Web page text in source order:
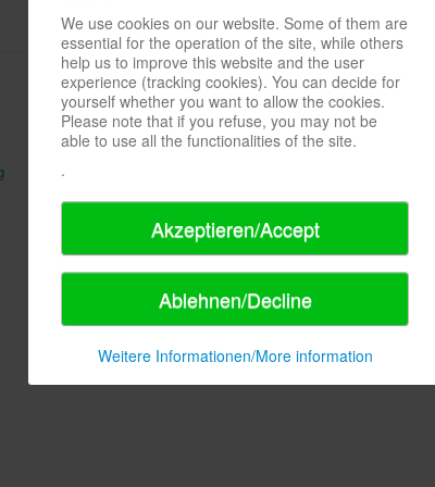
AGB
We use cookies on our website. Some of them are
essential for the operation of the site, while others
help us to improve this website and the user
experience (tracking cookies). You can decide for
yourself whether you want to allow the cookies.
Please note that if you refuse, you may not be
able to use all the functionalities of the site.
.
Akzeptieren/Accept
Ablehnen/Decline
Weitere Informationen/More information